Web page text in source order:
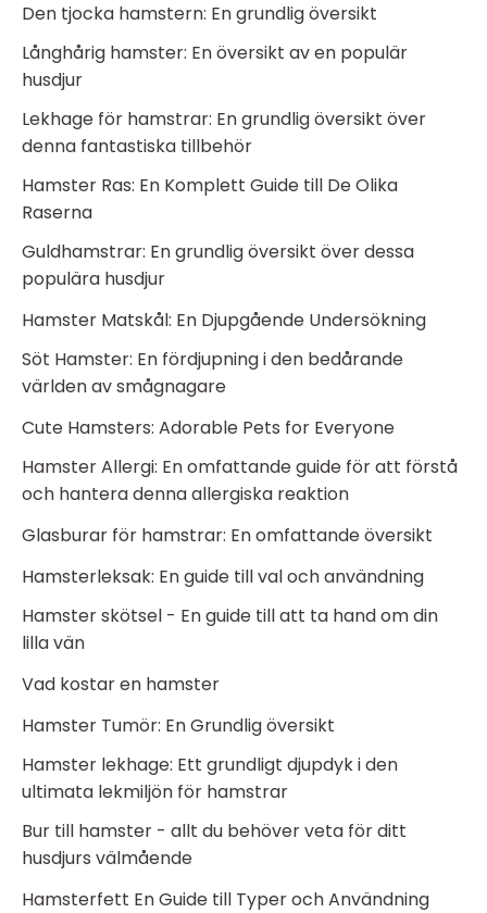
Den tjocka hamstern: En grundlig översikt
Långhårig hamster: En översikt av en populär
husdjur
Lekhage för hamstrar: En grundlig översikt över
denna fantastiska tillbehör
Hamster Ras: En Komplett Guide till De Olika
Raserna
Guldhamstrar: En grundlig översikt över dessa
populära husdjur
Hamster Matskål: En Djupgående Undersökning
Söt Hamster: En fördjupning i den bedårande
världen av smågnagare
Cute Hamsters: Adorable Pets for Everyone
Hamster Allergi: En omfattande guide för att förstå
och hantera denna allergiska reaktion
Glasburar för hamstrar: En omfattande översikt
Hamsterleksak: En guide till val och användning
Hamster skötsel - En guide till att ta hand om din
lilla vän
Vad kostar en hamster
Hamster Tumör: En Grundlig översikt
Hamster lekhage: Ett grundligt djupdyk i den
ultimata lekmiljön för hamstrar
Bur till hamster - allt du behöver veta för ditt
husdjurs välmående
Hamsterfett En Guide till Typer och Användning